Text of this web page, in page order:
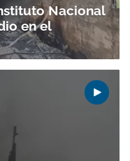
Nacional
en el